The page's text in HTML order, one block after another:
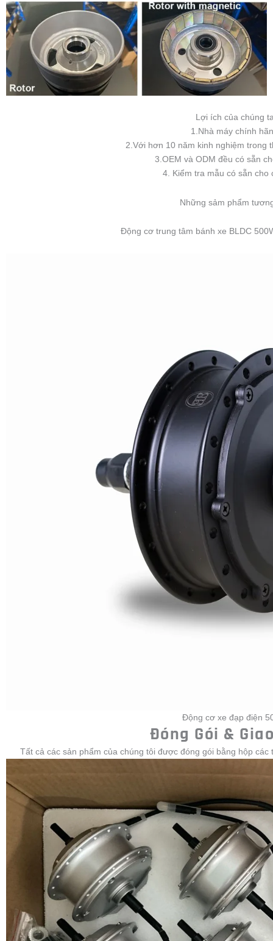
Lợi ích của chúng
1.Nhà máy chính
2.Với hơn 10 năm kinh nghiệm trong
3.OEM và ODM đều có sẵn
4. Kiểm tra mẫu có sẵn cho
Những sảm phẩm
Động cơ trung tâm bánh xe BLDC
Động cơ xe đạp điện
Đóng Gói &
Tất cả các sản phẩm của chúng tôi được đóng gói bằng hộp